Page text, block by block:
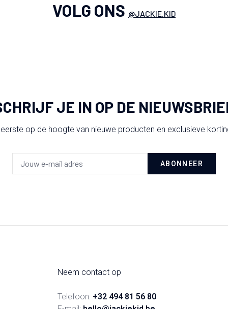
VOLG ONS @JACKIE.KID
JE IN OP DE
op de hoogte van nieuwe producten en exclusieve
ABONNEER
Neem contact op
Telefoon: +32 494 81 56 80